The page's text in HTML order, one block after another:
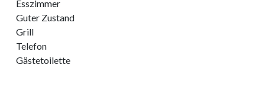
Esszimmer
Guter Zustand
Grill
Telefon
Gästetoilette